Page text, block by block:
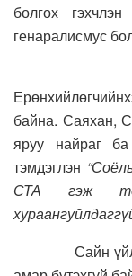
болгох
генаралисмус
Төрийн
байна. Саяхан,
яруу найраг
тэмдэглэн
СТА гэж
Сайн үйлс